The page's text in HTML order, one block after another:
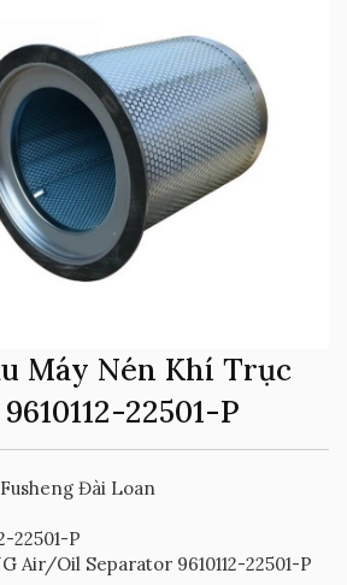
Máy Nén Khí Trục
22501-P
Đài Loan
22501-P
Air/Oil Separator 9610112-22501-P